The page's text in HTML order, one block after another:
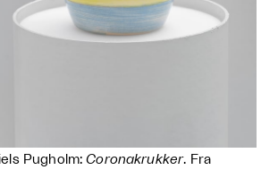
Pugholm:Coronakrukker. Fra